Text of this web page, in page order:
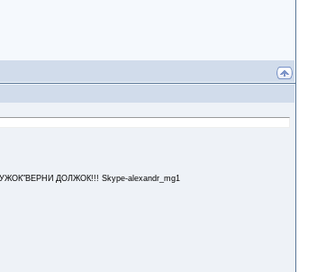
ДОЛЖОК!!! Skype-alexandr_mg1